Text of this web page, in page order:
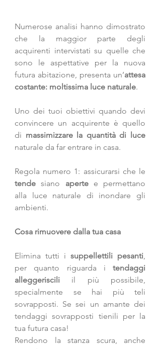
Numerose analisi hanno dimostrato
che la maggior parte degli
acquirenti intervistati su quelle che
sono le aspettative per la nuova
futura abitazione, presenta un’attesa
costante: moltissima luce naturale.
Uno dei tuoi obiettivi quando devi
convincere un acquirente è quello
di massimizzare la quantità di luce
naturale da far entrare in casa.
tende siano aperte e permettano
alla luce naturale di inondare gli
ambienti.
Cosa rimuovere dalla tua casa
Elimina tutti i suppellettili pesanti
per quanto riguarda i tendaggi
alleggeriscili il più possibile,
specialmente se hai più teli
sovrapposti. Se sei un amante dei
tendaggi sovrapposti tienili per la
tua futura casa!
Rendono la stanza scura, anche